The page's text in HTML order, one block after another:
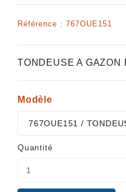
Référence : 767OUE151
TONDEUSE A GAZON
Modèle
767OUE151 /
Quantité